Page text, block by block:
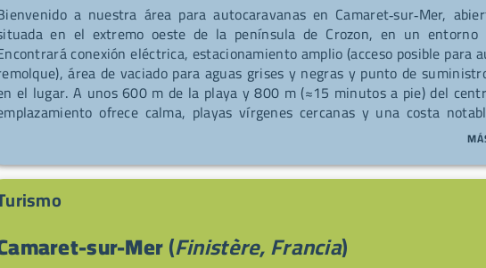
a nuestra área para autocaravanas en Camaret‑sur‑Mer,
en el extremo oeste de la península de Crozon, en un entorno
conexión eléctrica, estacionamiento amplio (acceso posible para
área de vaciado para aguas grises y negras y punto de
el lugar. A unos 600 m de la playa y 800 m (≈15 minutos a pie) del
ofrece calma, playas vírgenes cercanas y una costa
océano a lo largo de 25 km. No se pierda el mercado semanal el martes por
plaza Charles‑de‑Gaulle para mariscos, galettes bretonas, conservas de
sur-Mer(Finistère, Francia)